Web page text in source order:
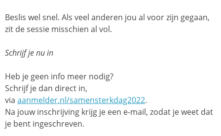
Beslis wel snel. Als veel anderen jou al voor zijn gegaan,
zit de sessie misschien al vol.
Schrijf je nu in
Heb je geen info meer nodig?
Schrijf je dan direct in,
via aanmelder.nl/samensterkdag2022.
Na jouw inschrijving krijg je een e-mail, zodat je weet dat
je bent ingeschreven.